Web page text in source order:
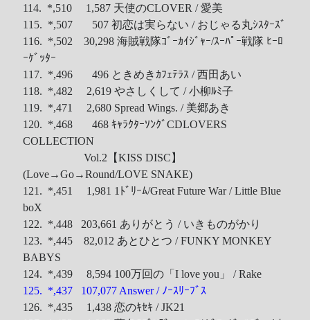
114. *,510 1,587 天使のCLOVER / 愛美
115. *,507 507 初恋は実らない / おじゃる丸ｼｽﾀｰｽﾞ
116. *,502 30,298 海賊戦隊ｺﾞｰｶｲｼﾞｬｰ/ｽｰﾊﾟｰ戦隊 ﾋｰﾛ
ｰｹﾞｯﾀｰ
117. *,496 496 ときめきｶﾌｪﾃﾗｽ / 西田あい
118. *,482 2,619 やさしくして / 小柳ﾙﾐ子
119. *,471 2,680 Spread Wings. / 美郷あき
120. *,468 468 ｷｬﾗｸﾀｰｿﾝｸﾞCDLOVERS
COLLECTION
Vol.2【KISS DISC】
(Love→Go→Round/LOVE SNAKE)
121. *,451 1,981 1ﾄﾞﾘｰﾑ/Great Future War / Little Blue
boX
122. *,448 203,661 ありがとう / いきものがかり
123. *,445 82,012 あとひとつ / FUNKY MONKEY
BABYS
124. *,439 8,594 100万回の「I love you」 / Rake
125. *,437 107,077 Answer / ﾉｰｽﾘｰﾌﾞｽ
126. *,435 1,438 恋のｷｾｷ / JK21